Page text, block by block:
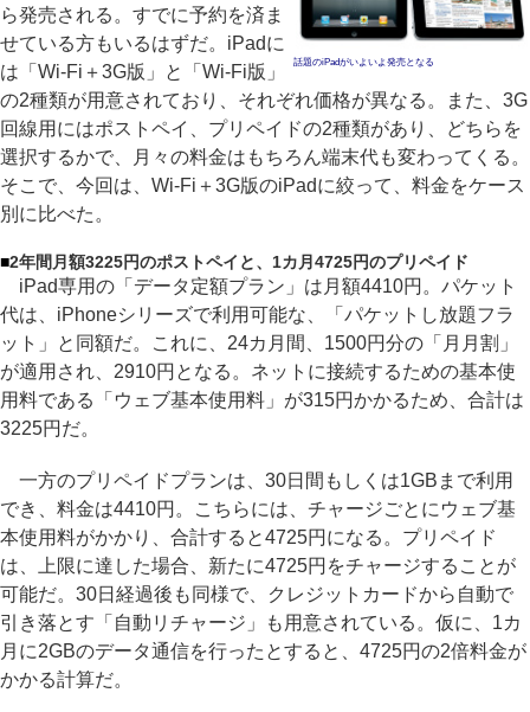
話題のiPadがいよいよ発売となる
ら発売される。すでに予約を済ま
せている方もいるはずだ。iPadに
は「Wi-Fi＋3G版」と「Wi-Fi版」
の2種類が用意されており、それぞれ価格が異なる。また、3G
回線用にはポストペイ、プリペイドの2種類があり、どちらを
選択するかで、月々の料金はもちろん端末代も変わってくる。
そこで、今回は、Wi-Fi＋3G版のiPadに絞って、料金をケース
別に比べた。
■2年間月額3225円のポストペイと、1カ月4725円のプリペイド
iPad専用の「データ定額プラン」は月額4410円。パケット
代は、iPhoneシリーズで利用可能な、「パケットし放題フラ
ット」と同額だ。これに、24カ月間、1500円分の「月月割」
が適用され、2910円となる。ネットに接続するための基本使
用料である「ウェブ基本使用料」が315円かかるため、合計は
3225円だ。
一方のプリペイドプランは、30日間もしくは1GBまで利用
でき、料金は4410円。こちらには、チャージごとにウェブ基
本使用料がかかり、合計すると4725円になる。プリペイド
は、上限に達した場合、新たに4725円をチャージすることが
可能だ。30日経過後も同様で、クレジットカードから自動で
引き落とす「自動リチャージ」も用意されている。仮に、1カ
月に2GBのデータ通信を行ったとすると、4725円の2倍料金が
かかる計算だ。